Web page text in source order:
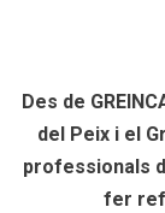
Des de
del Peix i el
professionals
fer